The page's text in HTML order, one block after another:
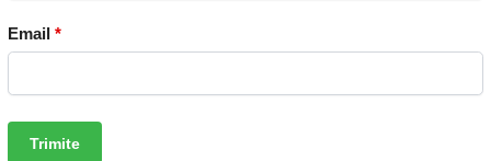
Email *